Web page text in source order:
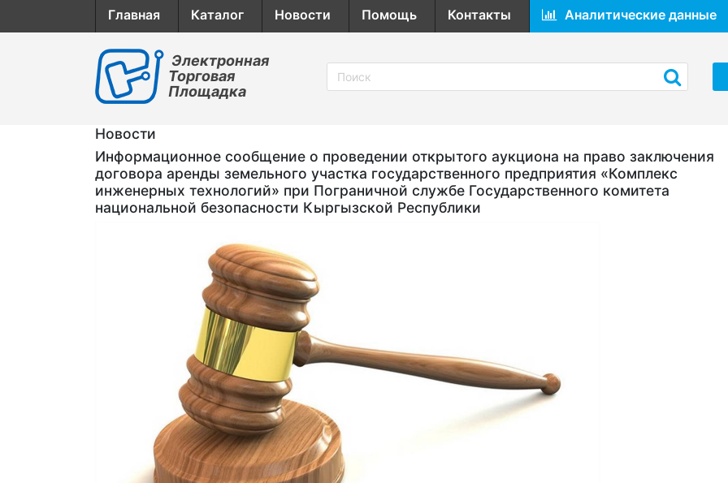
Главная Каталог Новости Помощь Контакты Аналитические данные
Электронная
Торговая
Площадка
Новости
Информационное сообщение о проведении открытого аукциона на право заключения
договора аренды земельного участка государственного предприятия «Комплекс
инженерных технологий» при Пограничной службе Государственного комитета
национальной безопасности Кыргызской Республики